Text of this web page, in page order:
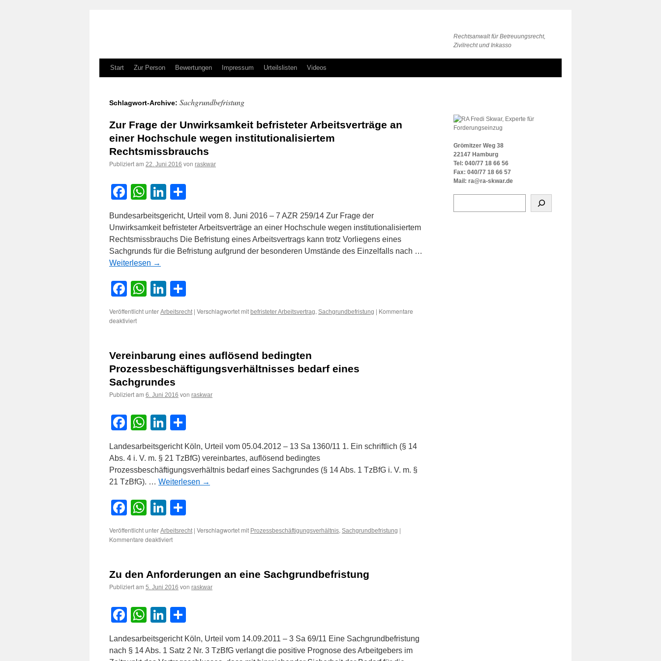
Rechtsanwalt für Betreuungsrecht,
Zivilrecht und Inkasso
Zum
springen
Start Zur Person Bewertungen Impressum Urteilslisten Videos
Schlagwort-Archive: Sachgrundbefristung
Zur Frage der Unwirksamkeit befristeter Arbeitsverträge an
einer Hochschule wegen institutionalisiertem
Rechtsmissbrauchs
Publiziert am 22. Juni 2016 von raskwar
Facebook
WhatsApp
LinkedIn
Bundesarbeitsgericht, Urteil vom 8. Juni 2016 – 7 AZR 259/14 Zur Frage der
Unwirksamkeit befristeter Arbeitsverträge an einer Hochschule wegen institutionalisiertem
Rechtsmissbrauchs Die Befristung eines Arbeitsvertrags kann trotz Vorliegens eines
Sachgrunds für die Befristung aufgrund der besonderen Umstände des Einzelfalls nach …
Weiterlesen →
Facebook
WhatsApp
LinkedIn
Veröffentlicht unter Arbeitsrecht | Verschlagwortet mit befristeter Arbeitsvertrag, Sachgrundbefristung | Kommentare
deaktiviertfür
Unwirksamkeit
befristeter
Arbeitsverträge
an
einer
Hochschule
institutionalisiertem
Rechtsmissbrauchs
Vereinbarung eines auflösend bedingten
Prozessbeschäftigungsverhältnisses bedarf eines
Sachgrundes
Publiziert am 6. Juni 2016 von raskwar
Facebook
WhatsApp
LinkedIn
Landesarbeitsgericht Köln, Urteil vom 05.04.2012 – 13 Sa 1360/11 1. Ein schriftlich (§ 14
Abs. 4 i. V. m. § 21 TzBfG) vereinbartes, auflösend bedingtes
Prozessbeschäftigungsverhältnis bedarf eines Sachgrundes (§ 14 Abs. 1 TzBfG i. V. m. §
21 TzBfG). … Weiterlesen →
Facebook
WhatsApp
LinkedIn
Veröffentlicht unter Arbeitsrecht | Verschlagwortet mit Prozessbeschäftigungsverhältnis, Sachgrundbefristung |
Kommentare deaktiviertfür
bedingten
Prozessbeschäftigungsverhältnisses
bedarf
Sachgrundes
Zu den Anforderungen an eine Sachgrundbefristung
Publiziert am 5. Juni 2016 von raskwar
Facebook
WhatsApp
LinkedIn
Landesarbeitsgericht Köln, Urteil vom 14.09.2011 – 3 Sa 69/11 Eine Sachgrundbefristung
nach § 14 Abs. 1 Satz 2 Nr. 3 TzBfG verlangt die positive Prognose des Arbeitgebers im
Grömitzer Weg 38
22147 Hamburg
Tel: 040/77 18 66 56
Fax: 040/77 18 66 57
Mail: ra@ra-skwar.de